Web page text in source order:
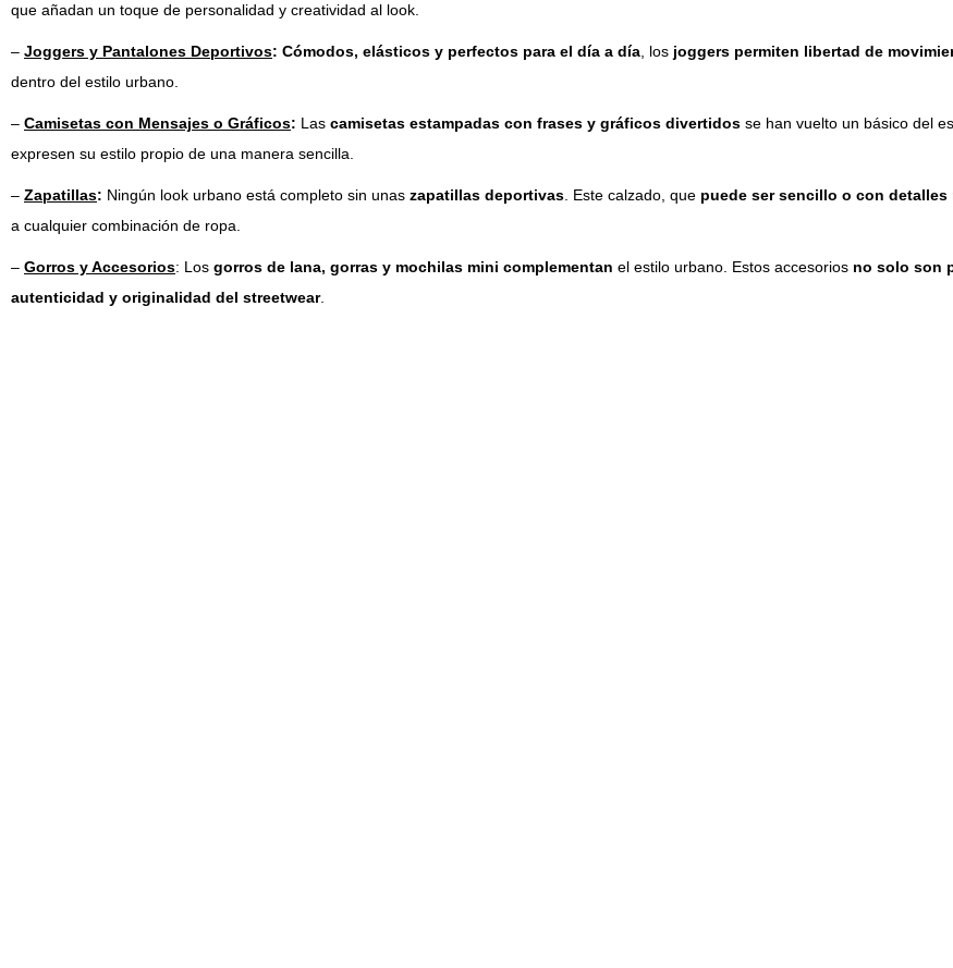
que añadan un toque de personalidad y creatividad al look.
– Joggers y Pantalones Deportivos: Cómodos, elásticos y perfectos para el día a día , los joggers permiten libertad de
dentro del estilo urbano.
– Camisetas con Mensajes o Gráficos: Las camisetas estampadas con frases y gráficos divertidos se han vuelto un básico del
expresen su estilo propio de una manera sencilla.
– Zapatillas: Ningún look urbano está completo sin unas zapatillas deportivas . Este calzado, que puede ser sencillo o con
a cualquier combinación de ropa.
– Gorros y Accesorios: Los gorros de lana, gorras y mochilas mini complementan el estilo urbano. Estos accesorios no solo son
autenticidad y originalidad del streetwear.